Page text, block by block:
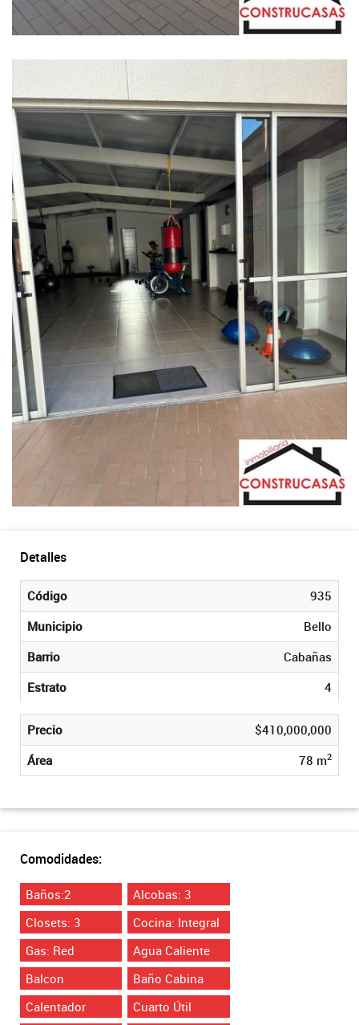
Detalles
Código
935
Municipio
Bello
Barrio
Cabañas
Estrato
4
Precio
$410,000,000
Área
78 m2
Comodidades:
Baños:2
Alcobas: 3
Closets: 3
Cocina: Integral
Gas: Red
Agua Caliente
Balcon
Baño Cabina
Calentador
Cuarto Útil